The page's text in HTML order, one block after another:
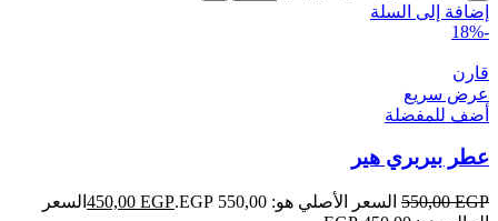
إضافة إلى السلة
-18%
قارن
عرض سريع
أضف للمفضلة
عطر بيربري هير
550,00EGP السعر الأصلي هو: 550,00 EGP. 450,00 EGP
السعر